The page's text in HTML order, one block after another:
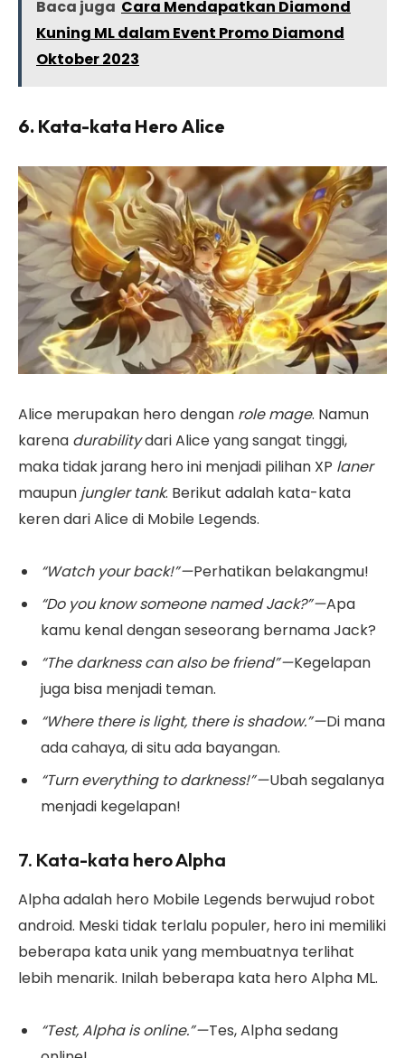
Baca juga Cara Mendapatkan Diamond
Kuning ML dalam Event Promo Diamond
Oktober 2023
6. Kata-kata Hero Alice
Alice merupakan hero dengan role mage. Namun
karena durabilitydari Alice yang sangat tinggi,
maka tidak jarang hero ini menjadi pilihan XP laner
maupun jungler tank. Berikut adalah kata-kata
keren dari Alice di Mobile Legends.
“Watch your back!” —Perhatikan belakangmu!
“Do you know someone named Jack?” —Apa
kamu kenal dengan seseorang bernama Jack?
“The darkness can also be friend” —Kegelapan
juga bisa menjadi teman.
“Where there is light, there is shadow.” —Di mana
ada cahaya, di situ ada bayangan.
“Turn everything to darkness!” —Ubah segalanya
menjadi kegelapan!
7. Kata-kata hero Alpha
Alpha adalah hero Mobile Legends berwujud robot
android. Meski tidak terlalu populer, hero ini memiliki
beberapa kata unik yang membuatnya terlihat
lebih menarik. Inilah beberapa kata hero Alpha ML.
“Test, Alpha is online.” —Tes, Alpha sedang